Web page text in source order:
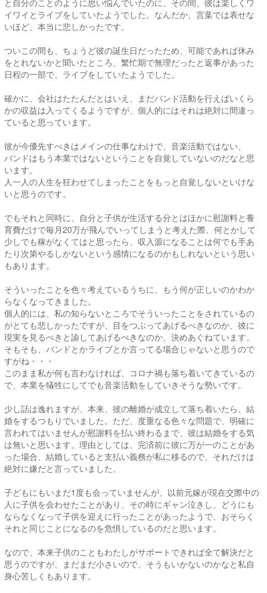
と自分のことのように思い悩んでいたのに、その間、彼は楽しくワ
イワイとライブをしていたようでした。なんだか、言葉では表せな
いほど、本当に悲しかったです。
ついこの間も、ちょうど彼の誕生日だったため、可能であれば休み
をとれないかと聞いたところ、繁忙期で無理だったと返事があった
日程の一部で、ライブをしていたようでした。
確かに、会社はたたんだとはいえ、まだバンド活動を行えばいくら
かの収益は入ってくるようですが、個人的にはそれは絶対に間違っ
ていると思っています。
彼が今優先すべきはメインの仕事なわけで、音楽活動ではない、
バンドはもう本業ではないということを自覚していないのだなと思
います。
人一人の人生を狂わせてしまったことをもっと自覚しないといけな
いと思うのです。
でもそれと同時に、自分と子供が生活する分とはほかに慰謝料と養
育費だけで毎月20万が飛んでいってしまうと考えた際、何とかして
少しでも稼がなくてはと思ったら、収入源になることは何でも手あ
たり次第やるしかないという感情になるのかもしれないという思い
もあります。
そういったことを色々考えているうちに、もう何が正しいのかわか
らなくなってきました。
個人的には、私の知らないところでそういったことをされているの
がとても悲しかったですが、目をつぶってあげるべきなのか、彼に
現実を見るべきと諭してあげるべきなのか、決めあぐねています。
そもそも、バンドとかライブとか言ってる場合じゃないと思うので
すがね・・・
このまま私が何も言わなければ、コロナ禍も落ち着いてきているの
で、本業を犠牲にしてでも音楽活動をしていきそうな勢いです。
少し話は逸れますが、本来、彼の離婚が成立して落ち着いたら、結
婚をするつもりでいました。ただ、度重なる色々な問題で、明確に
言われてはいませんが慰謝料を払い終わるまで、彼は結婚をする気
は無いと思います。理由としては、完済前に彼に万が一のことがあ
った場合、結婚していると支払い義務が私に移るので、それだけは
絶対に嫌だと言っていました。
子どもにもいまだ1度も会っていませんが、以前元嫁が現在交際中の
人に子供を会わせたことがあり、その時にギャン泣きし、どうにも
ならなくなって子供を迎えに行ったことがあったようで、おそらく
それと同じことになるのを危惧しているのだと思います。
なので、本来子供のこともわたしがサポートできれば全て解決だと
思うのですが、まだまだ小さいので、そうもいかないのかなと私自
身心苦しくもあります。